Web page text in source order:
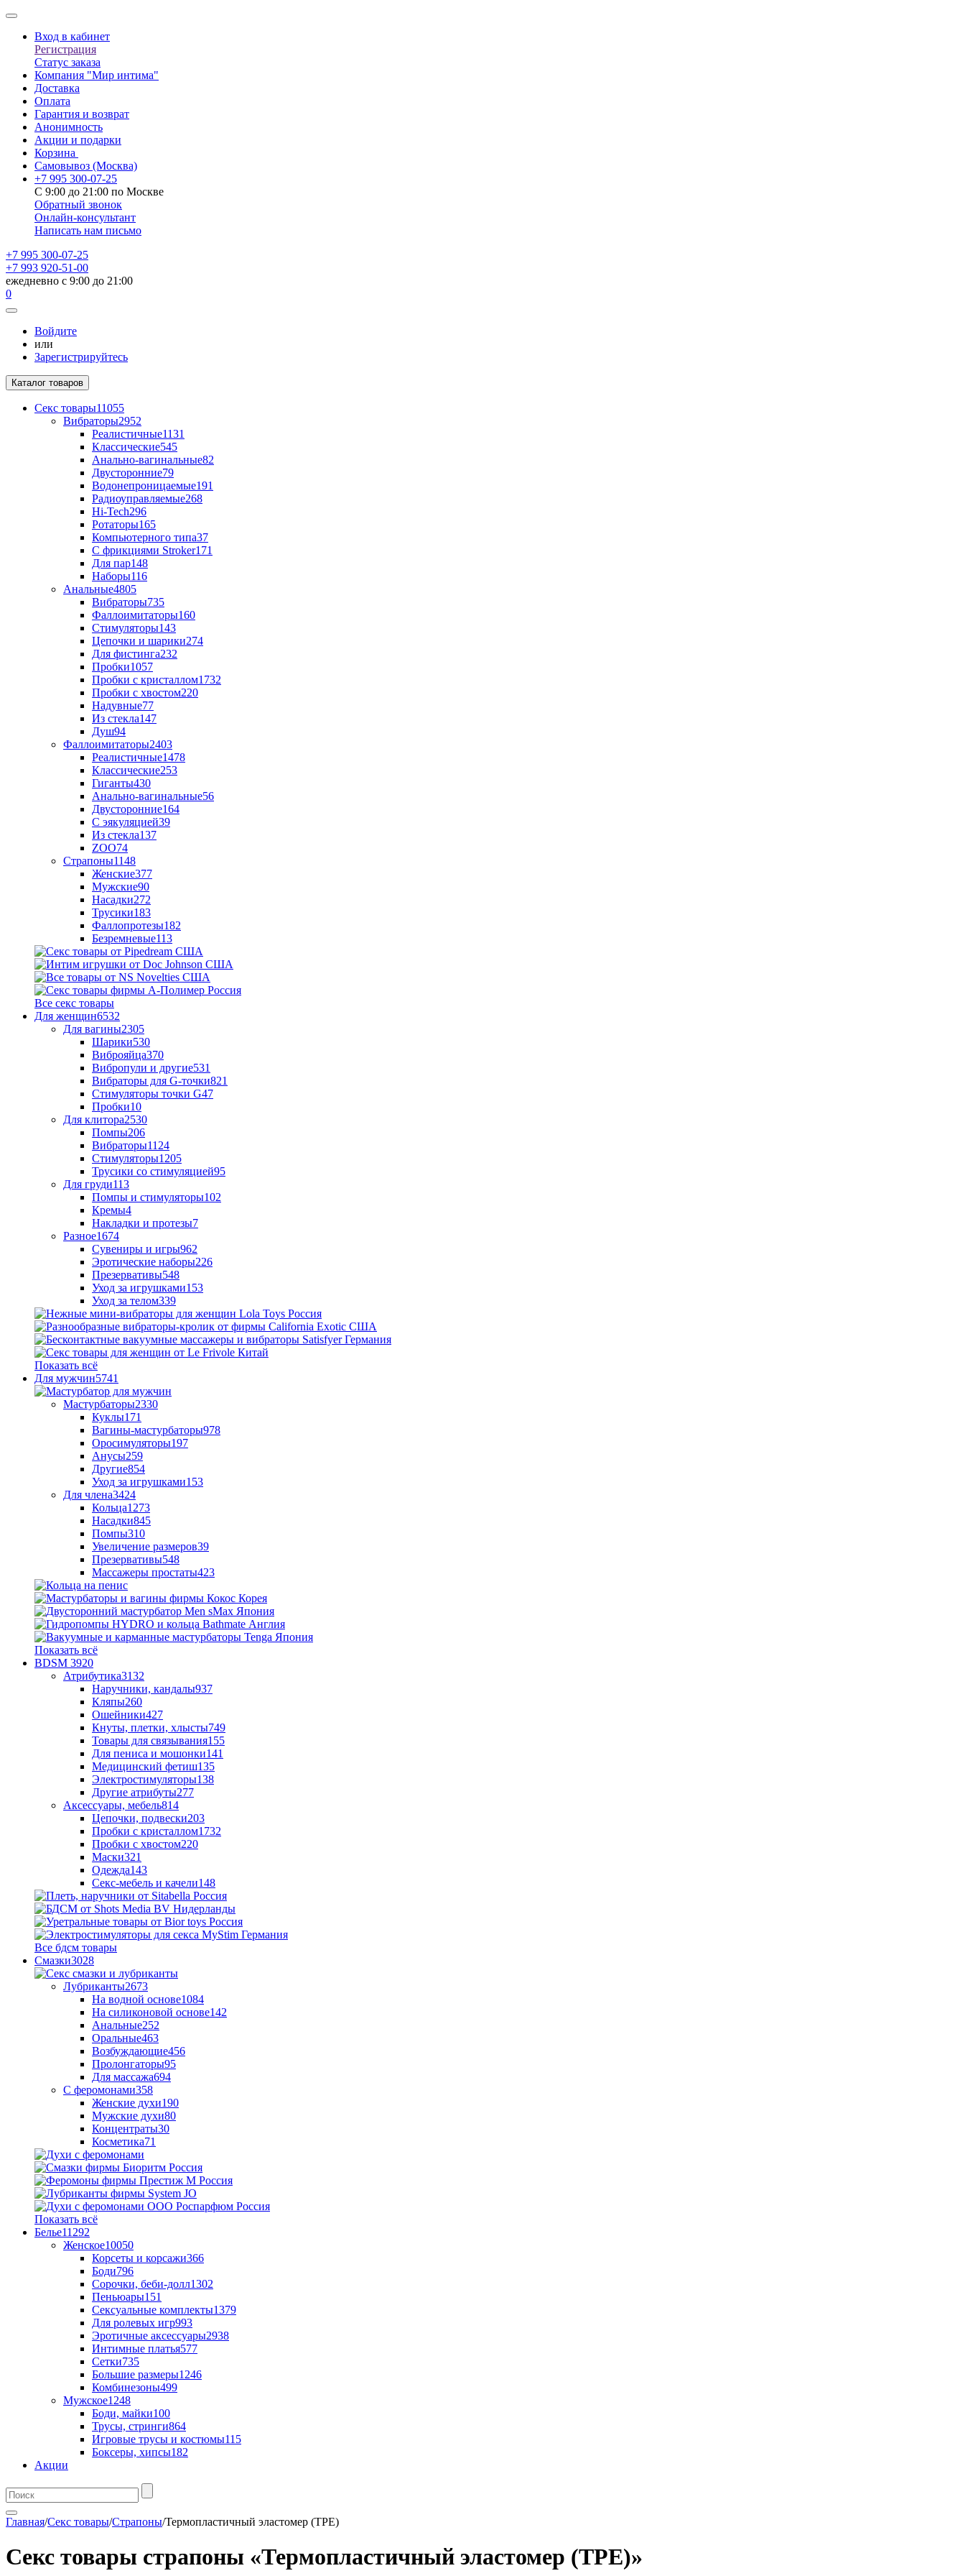
Вход в кабинет
Регистрация
Статус заказа
Компания "Мир интима"
Доставка
Оплата
Гарантия и возврат
Анонимность
Акции и подарки
Корзина
Самовывоз (Москва)
+7 995 300-07-25
С 9:00 до 21:00 по Москве
Обратный звонок
Онлайн-консультант
Написать нам письмо
+7 995 300-07-25
+7 993 920-51-00
ежедневно с 9:00 до 21:00
0
Войдите
или
Зарегистрируйтесь
Каталог товаров
Секс товары11055
Вибраторы2952
Реалистичные1131
Классические545
Анально-вагинальные82
Двусторонние79
Водонепроницаемые191
Радиоуправляемые268
Hi-Tech296
Ротаторы165
Компьютерного типа37
С фрикциями Stroker171
Для пар148
Наборы116
Анальные4805
Вибраторы735
Фаллоимитаторы160
Стимуляторы143
Цепочки и шарики274
Для фистинга232
Пробки1057
Пробки с кристаллом1732
Пробки с хвостом220
Надувные77
Из стекла147
Душ94
Фаллоимитаторы2403
Реалистичные1478
Классические253
Гиганты430
Анально-вагинальные56
Двусторонние164
С эякуляцией39
Из стекла137
ZOO74
Страпоны1148
Женские377
Мужские90
Насадки272
Трусики183
Фаллопротезы182
Безремневые113
Все секс товары
Для женщин6532
Для вагины2305
Шарики530
Виброяйца370
Вибропули и другие531
Вибраторы для G-точки821
Стимуляторы точки G47
Пробки10
Для клитора2530
Помпы206
Вибраторы1124
Стимуляторы1205
Трусики со стимуляцией95
Для груди113
Помпы и стимуляторы102
Кремы4
Накладки и протезы7
Разное1674
Сувениры и игры962
Эротические наборы226
Презервативы548
Уход за игрушками153
Уход за телом339
Показать всё
Для мужчин5741
Мастурбаторы2330
Куклы171
Вагины-мастурбаторы978
Оросимуляторы197
Анусы259
Другие854
Уход за игрушками153
Для члена3424
Кольца1273
Насадки845
Помпы310
Увеличение размеров39
Презервативы548
Массажеры простаты423
Показать всё
BDSM 3920
Атрибутика3132
Наручники, кандалы937
Кляпы260
Ошейники427
Кнуты, плетки, хлысты749
Товары для связывания155
Для пениса и мошонки141
Медицинский фетиш135
Электростимуляторы138
Другие атрибуты277
Аксессуары, мебель814
Цепочки, подвески203
Пробки с кристаллом1732
Пробки с хвостом220
Маски321
Одежда143
Секс-мебель и качели148
Все бдсм товары
Смазки3028
Лубриканты2673
На водной основе1084
На силиконовой основе142
Анальные252
Оральные463
Возбуждающие456
Пролонгаторы95
Для массажа694
С феромонами358
Женские духи190
Мужские духи80
Концентраты30
Косметика71
Показать всё
Белье11292
Женское10050
Корсеты и корсажи366
Боди796
Сорочки, беби-долл1302
Пеньюары151
Сексуальные комплекты1379
Для ролевых игр993
Эротичные аксессуары2938
Интимные платья577
Сетки735
Большие размеры1246
Комбинезоны499
Мужское1248
Боди, майки100
Трусы, стринги864
Игровые трусы и костюмы115
Боксеры, хипсы182
Акции
Главная/Секс товары/Страпоны/Термопластичный эластомер (TPE)
Секс товары страпоны «Термопластичный эластомер (TPE)»